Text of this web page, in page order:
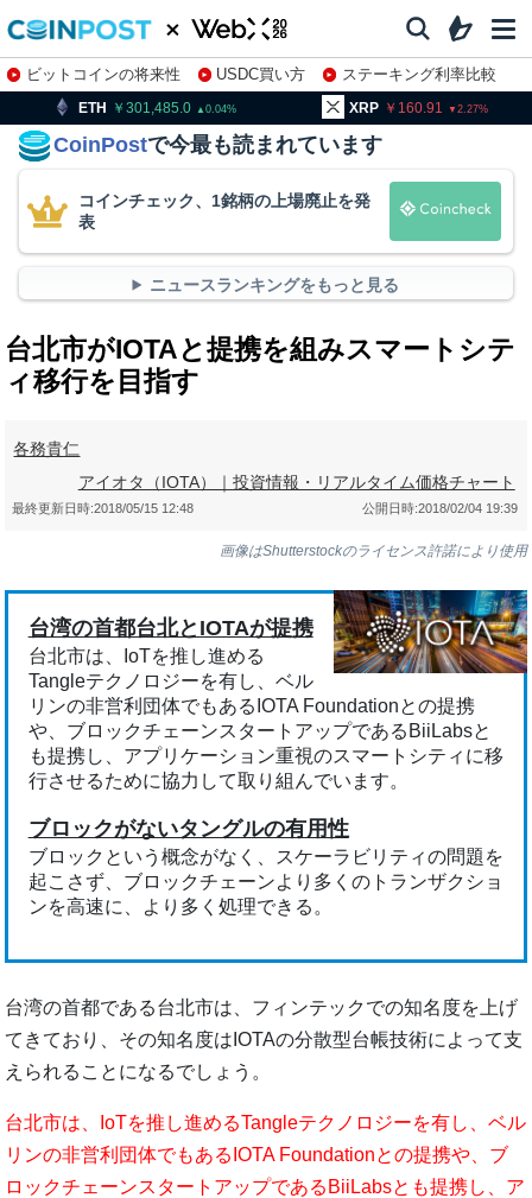
ビットコインの将来性 USDC買い方
ステーキング利率比較
株特集・関連銘柄
301,485.0 0.04 XRP 2.27 BNB
CoinPostで今最も読まれています
コインチェック、1銘柄の上場廃止を発
表
ニュースランキングをもっと見る
台北市がIOTAと提携を組みスマートシテ
ィ移行を目指す
各務貴仁
アイオタ（IOTA）｜投資情報・リアルタイム価格チャート
公開日時:2018/02/04 19:39
最終更新日時:2018/05/15 12:48
画像はShutterstockのライセンス許諾により使用
台湾の首都台北とIOTAが提携
台北市は、IoTを推し進める
Tangleテクノロジーを有し、ベル
リンの非営利団体でもあるIOTA Foundationとの提携
や、ブロックチェーンスタートアップであるBiiLabsと
も提携し、アプリケーション重視のスマートシティに移
行させるために協力して取り組んでいます。
ブロックがないタングルの有用性
ブロックという概念がなく、スケーラビリティの問題を
起こさず、ブロックチェーンより多くのトランザクショ
ンを高速に、より多く処理できる。
台湾の首都である台北市は、フィンテックでの知名度を上げ
てきており、その知名度はIOTAの分散型台帳技術によって支
えられることになるでしょう。
台北市は、IoTを推し進めるTangleテクノロジーを有し、ベル
リンの非営利団体でもあるIOTA Foundationとの提携や、ブ
ロックチェーンスタートアップであるBiiLabsとも提携し、ア